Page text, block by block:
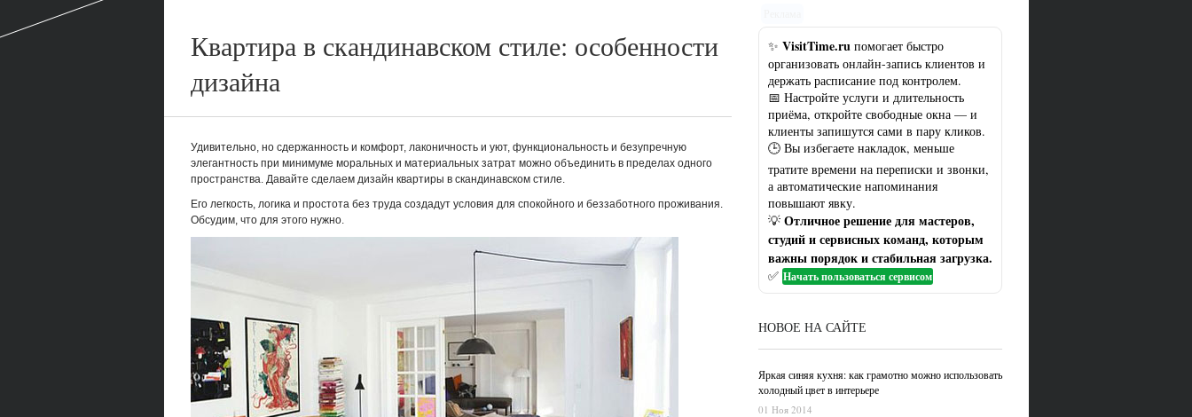
Квартира в скандинавском стиле: особенности
дизайна
Удивительно, но сдержанность и комфорт, лаконичность и уют, функциональность и безупречную
элегантность при минимуме моральных и материальных затрат можно объединить в пределах одного
пространства. Давайте сделаем дизайн квартиры в скандинавском стиле.
Его легкость, логика и простота без труда создадут условия для спокойного и беззаботного проживания.
Обсудим, что для этого нужно.
✨ VisitTime.ru помогает быстро
организовать онлайн-запись клиентов и
держать расписание под контролем.
📅 Настройте услуги и длительность
приёма, откройте свободные окна — и
клиенты запишутся сами в пару кликов.
🕒 Вы избегаете накладок, меньше
тратите времени на переписки и звонки,
а автоматические напоминания
повышают явку.
💡 Отличное решение для мастеров,
студий и сервисных команд, которым
важны порядок и стабильная загрузка.
✅ Начать пользоваться сервисом
НОВОЕ НА САЙТЕ
Яркая синяя кухня: как грамотно можно использовать
холодный цвет в интерьере
01 Ноя 2014